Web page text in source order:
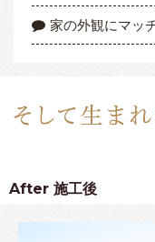
家の外観にマッ
After 施工後